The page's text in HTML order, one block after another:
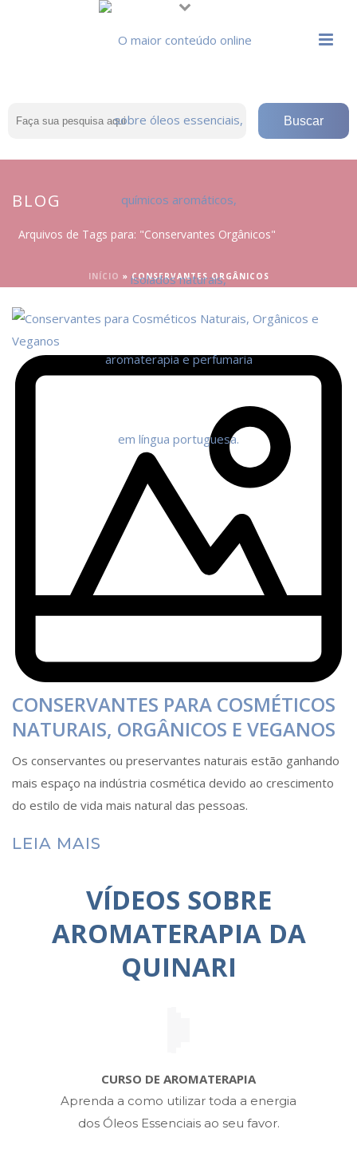
BLOG
Arquivos de Tags para: "Conservantes Orgânicos"
INÍCIO » CONSERVANTES ORGÂNICOS
CONSERVANTES PARA COSMÉTICOS
NATURAIS, ORGÂNICOS E VEGANOS
Os conservantes ou preservantes naturais estão ganhando
mais espaço na indústria cosmética devido ao crescimento
do estilo de vida mais natural das pessoas.
LEIA MAIS
VÍDEOS SOBRE
AROMATERAPIA DA
QUINARI
CURSO DE AROMATERAPIA
Aprenda a como utilizar toda a energia
dos Óleos Essenciais ao seu favor.